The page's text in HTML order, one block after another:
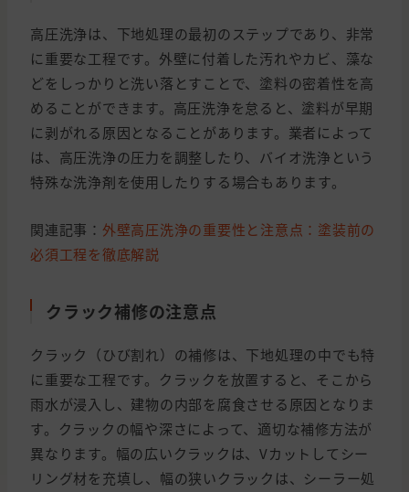
高圧洗浄は、下地処理の最初のステップであり、非常
に重要な工程です。外壁に付着した汚れやカビ、藻な
どをしっかりと洗い落とすことで、塗料の密着性を高
めることができます。高圧洗浄を怠ると、塗料が早期
に剥がれる原因となることがあります。業者によって
は、高圧洗浄の圧力を調整したり、バイオ洗浄という
特殊な洗浄剤を使用したりする場合もあります。
関連記事： 外壁高圧洗浄の重要性と注意点：塗装前の
必須工程を徹底解説
クラック補修の注意点
クラック（ひび割れ）の補修は、下地処理の中でも特
に重要な工程です。クラックを放置すると、そこから
雨水が浸入し、建物の内部を腐食させる原因となりま
す。クラックの幅や深さによって、適切な補修方法が
異なります。幅の広いクラックは、Vカットしてシー
リング材を充填し、幅の狭いクラックは、シーラー処